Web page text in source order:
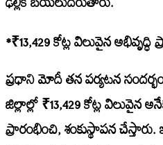
ఢిల్లీకి బయలుదేరుతారు.
*₹13,429 కోట్ల విలువైన అభివృద్ధి
ప్రధాని మోదీ తన పర్యటన
జిల్లాల్లో ₹13,429 కోట్ల విలువైన
ప్రారంభించి, శంకుస్థాపన